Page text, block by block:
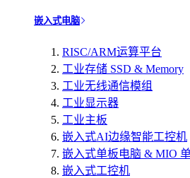
嵌入式电脑
RISC/ARM运算平台
工业存储 SSD & Memory
工业无线通信模组
工业显示器
工业主板
嵌入式AI边缘智能工控机
嵌入式单板电脑 & MIO
嵌入式工控机